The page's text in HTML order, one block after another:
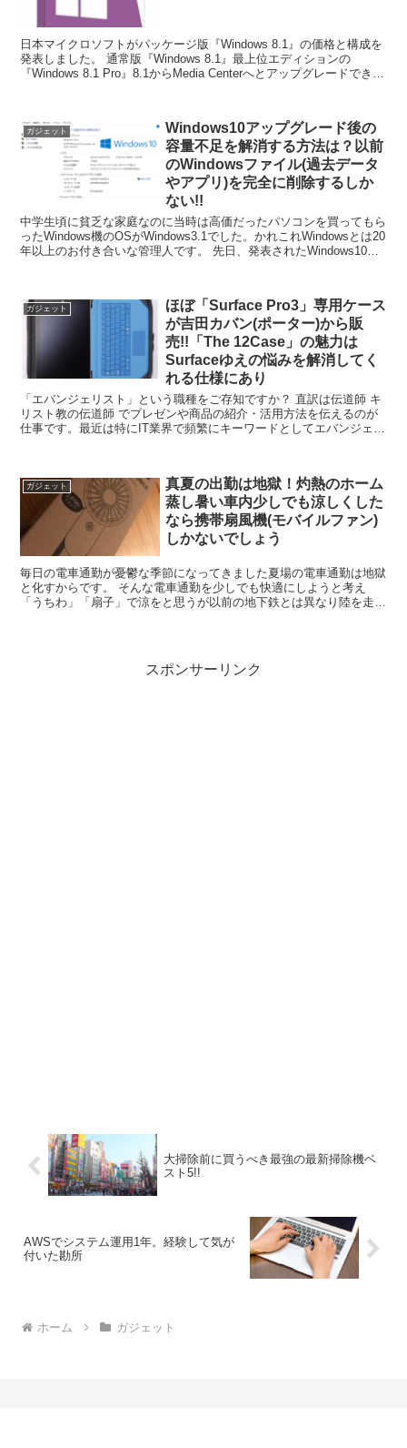
日本マイクロソフトがパッケージ版『Windows 8.1』の価格と構成を
発表しました。 通常版『Windows 8.1』最上位エディションの
『Windows 8.1 Pro』8.1からMedia Centerへとアップグレードできる
ガジェット
Windows10アップグレード後の
容量不足を解消する方法は？以前
のWindowsファイル(過去データ
やアプリ)を完全に削除するしか
ない!!
中学生頃に貧乏な家庭なのに当時は高価だったパソコンを買ってもら
ったWindows機のOSがWindows3.1でした。かれこれWindowsとは20
年以上のお付き合いな管理人です。 先日、発表されたWindows10で
ガジェット
ほぼ「Surface Pro3」専用ケース
が吉田カバン(ポーター)から販
売!!「The 12Case」の魅力は
Surfaceゆえの悩みを解消してく
れる仕様にあり
「エバンジェリスト」という職種をご存知ですか？ 直訳は伝道師 キ
リスト教の伝道師 でプレゼンや商品の紹介・活用方法を伝えるのが
仕事です。最近は特にIT業界で頻繁にキーワードとしてエバンジェリ
ガジェット
真夏の出勤は地獄！灼熱のホーム
蒸し暑い車内少しでも涼しくした
なら携帯扇風機(モバイルファン)
しかないでしょう
毎日の電車通勤が憂鬱な季節になってきました夏場の電車通勤は地獄
と化すからです。 そんな電車通勤を少しでも快適にしようと考え
「うちわ」「扇子」で涼をと思うが以前の地下鉄とは異なり陸を走る
スポンサーリンク
大掃除前に買うべき最強の最新掃除機ベ
スト5!!
AWSでシステム運用1年。経験して気が
付いた勘所
ホーム ガジェット